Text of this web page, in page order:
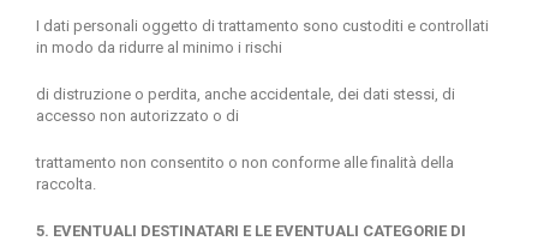
I dati personali oggetto di trattamento sono custoditi e controllati
in modo da ridurre al minimo i rischi
di distruzione o perdita, anche accidentale, dei dati stessi, di
accesso non autorizzato o di
trattamento non consentito o non conforme alle finalità della
raccolta.
5. EVENTUALI DESTINATARI E LE EVENTUALI CATEGORIE DI